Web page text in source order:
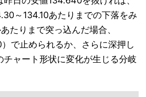
～134.10あたりまでの下落をみ
たりまで突っ込んだ場合、
で止められるか、さらに深押し
チャート形状に変化が生じる分岐